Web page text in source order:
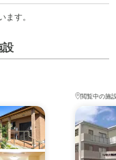
す。
設
閲覧中の施